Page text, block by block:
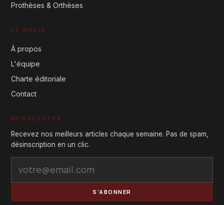
Prothèses & Orthèses
LE MÉDIA
À propos
L'équipe
Charte éditoriale
Contact
NEWSLETTER
Recevez nos meilleurs articles chaque semaine. Pas de spam,
désinscription en un clic.
S'ABONNER